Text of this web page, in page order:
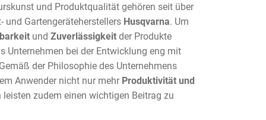
und Produktqualität gehören seit über
und Gartengeräteherstellers Husqvarna. Um
und Zuverlässigkeit der Produkte
Unternehmen bei der Entwicklung eng mit
der Philosophie des Unternehmens
Anwender nicht nur mehr Produktivität und
zudem einen wichtigen Beitrag zu